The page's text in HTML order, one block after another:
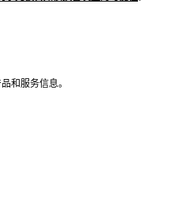
和服务信息。